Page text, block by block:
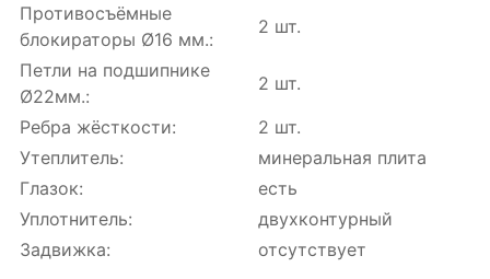
Противосъёмные
блокираторы Ø16 мм.:
2 шт.
Петли на подшипнике
Ø22мм.:
2 шт.
Ребра жёсткости:
2 шт.
Утеплитель:
минеральная плита
Глазок:
есть
Уплотнитель:
двухконтурный
Задвижка:
отсутствует